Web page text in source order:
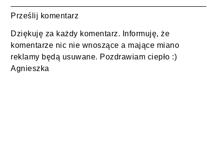
Prześlij komentarz
Dziękuję za każdy komentarz. Informuję, że
komentarze nic nie wnoszące a mające miano
reklamy będą usuwane. Pozdrawiam ciepło :)
Agnieszka